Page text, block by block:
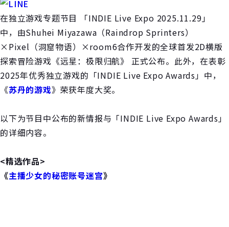
在独立游戏专题节目 「INDIE Live Expo 2025.11.29」
中，由Shuhei Miyazawa（Raindrop Sprinters）
×Pixel（洞窟物语）×room6合作开发的全球首发2D横版
探索冒险游戏《远星：极限归航》 正式公布。此外，在表彰
2025年优秀独立游戏的「INDIE Live Expo Awards」中，
《苏丹的游戏》荣获年度大奖。
以下为节目中公布的新情报与「INDIE Live Expo Awards」
的详细内容。
<精选作品>
《主播少女的秘密账号迷宫》